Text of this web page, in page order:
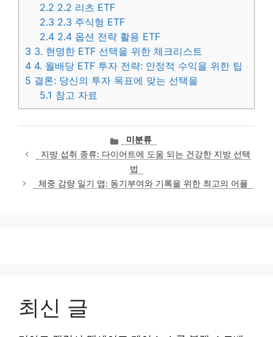
2.2 2.2 리츠 ETF
2.3 2.3 주식형 ETF
2.4 2.4 옵션 전략 활용 ETF
3 3. 현명한 ETF 선택을 위한 체크리스트
4 4. 월배당 ETF 투자 전략: 안정적 수익을 위한 팁
5 결론: 당신의 투자 목표에 맞는 선택을
5.1 참고 자료
카
테
고
미분류
지방 섭취 종류: 다이어트에 도움 되는 건강한 지방 선택
법
체중 감량 일기 앱: 동기부여와 기록을 위한 최고의 어플
최신 글